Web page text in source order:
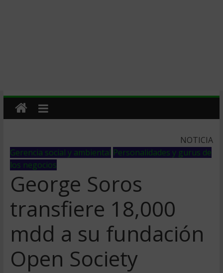
NOTICIA
Gerencia social y ambiental Personalidades y gurus de
los negocios
George Soros
transfiere 18,000
mdd a su fundación
Open Society